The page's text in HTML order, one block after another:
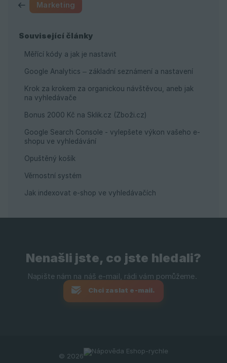
Marketing
Související články
Měřící kódy a jak je nastavit
Google Analytics – základní seznámení a nastavení
Krok za krokem za organickou návštěvou, aneb jak
na vyhledávače
Bonus 2000 Kč na Sklik.cz (Zboži.cz)
Google Search Console - vylepšete výkon vašeho e-
shopu ve vyhledávání
Opuštěný košík
Věrnostní systém
Jak indexovat e-shop ve vyhledávačích
Nenašli jste, co jste hledali?
Chci zaslat e-mail.
© 2026